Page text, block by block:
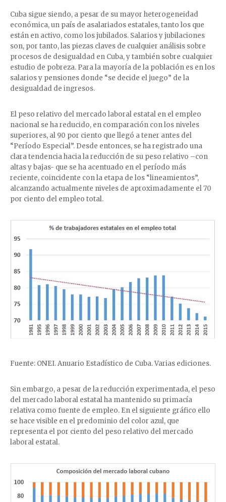
Cuba sigue siendo, a pesar de su mayor heterogeneidad
económica, un país de asalariados estatales, tanto los que
están en activo, como los jubilados. Salarios y jubilaciones
son, por tanto, las piezas claves de cualquier análisis sobre
procesos de desigualdad en Cuba, y también sobre cualquier
estudio de pobreza. Para la mayoría de la población es en los
salarios y pensiones donde “se decide el juego” de la
desigualdad de ingresos.
El peso relativo del mercado laboral estatal en el empleo
nacional se ha reducido, en comparación con los niveles
superiores, al 90 por ciento que llegó a tener antes del
“Período Especial”. Desde entonces, se ha registrado una
clara tendencia hacia la reducción de su peso relativo –con
altas y bajas- que se ha acentuado en el período más
reciente, coincidente con la etapa de los “lineamientos”,
alcanzando actualmente niveles de aproximadamente el 70
por ciento del empleo total.
Fuente: ONEI. Anuario Estadístico de Cuba. Varias ediciones.
Sin embargo, a pesar de la reducción experimentada, el peso
del mercado laboral estatal ha mantenido su primacía
relativa como fuente de empleo. En el siguiente gráfico ello
se hace visible en el predominio del color azul, que
representa el por ciento del peso relativo del mercado
laboral estatal.